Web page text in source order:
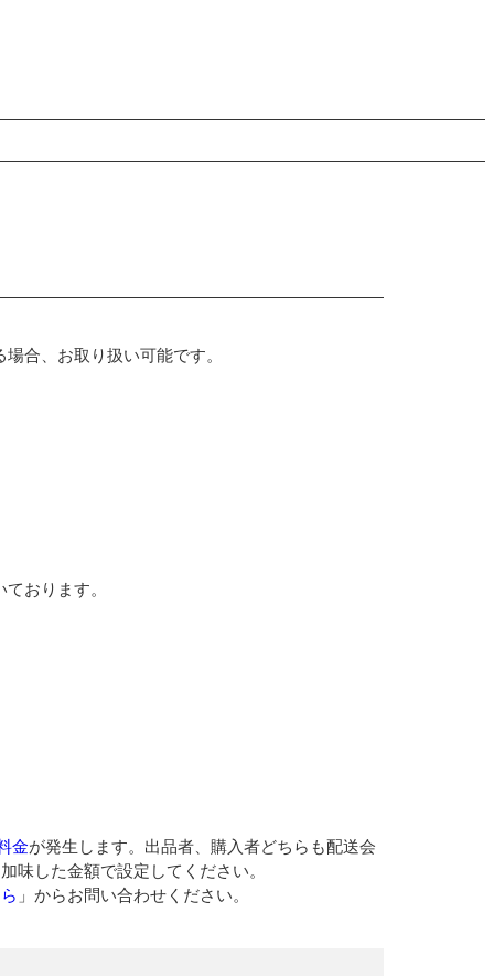
合、お取り扱い可能です。
おります。
金が発生します。出品者、購入者どちらも配送会
味した金額で設定してください。
」からお問い合わせください。